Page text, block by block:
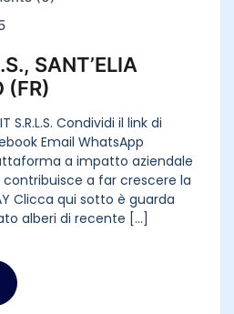
SANT’ELIA
(FR)
S.R.L.S. Condividi il link di
Email WhatsApp
a impatto aziendale
a far crescere la
Clicca qui sotto è guarda
alberi di recente [...]